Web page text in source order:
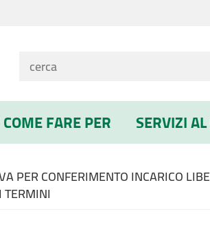
COME FARE PER SERVIZI
PER CONFERIMENTO INCARICO